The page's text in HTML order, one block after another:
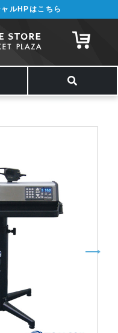
!! 詳しくは こちら
ルHPはこちら